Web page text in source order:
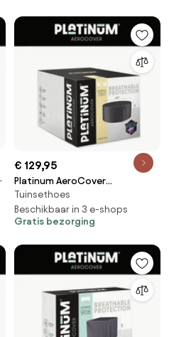
€ 129,95
Platinum AeroCover
Tuinsethoes ø320xH85
Tuinsethoes
Beschikbaar in 3 e-shops
Gratis bezorging